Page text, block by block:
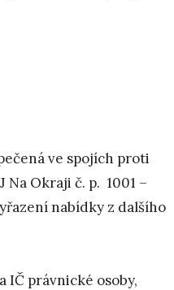
ve spojích proti
Na Okraji č. p. 1001 –
nabídky z dalšího
IČ právnické osoby,